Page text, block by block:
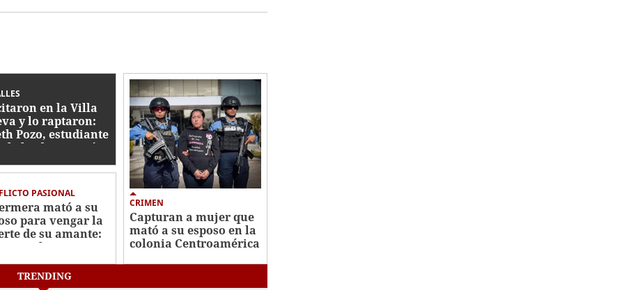
en la Villa
y lo raptaron:
Pozo, estudiante
R. Fortín
PASIONAL
mató a su
para vengar la
de su amante:
en la
Oeste
CRIMEN
Capturan a mujer que
mató a su esposo en la
colonia Centroamérica
TRENDING